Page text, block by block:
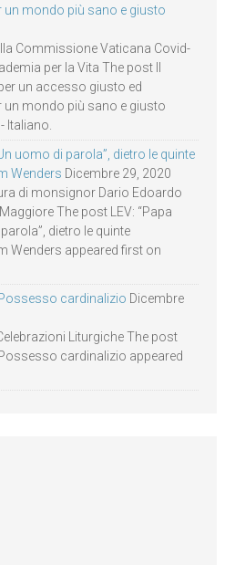
un mondo più sano e giusto
Commissione Vaticana Covid-
per la Vita The post Il
un accesso giusto ed
un mondo più sano e giusto
Italiano.
uomo di parola”, dietro le quinte
Wenders Dicembre 29, 2020
di monsignor Dario Edoardo
The post LEV: “Papa
dietro le quinte
Wenders appeared first on
Possesso cardinalizio Dicembre
Liturgiche The post
cardinalizio appeared